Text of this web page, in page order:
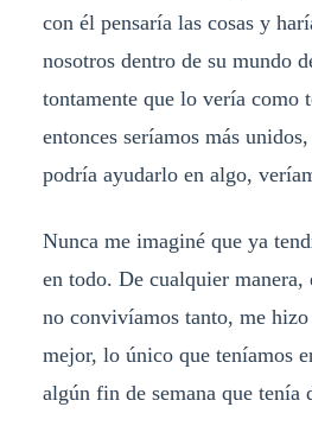
con él pensaría las cosas y
nosotros dentro de su mundo
tontamente que lo vería como
entonces seríamos más
podría ayudarlo en algo,
Nunca me imaginé que ya
en todo. De cualquier manera,
no convivíamos tanto, me
mejor, lo único que teníamos
algún fin de semana que tenía